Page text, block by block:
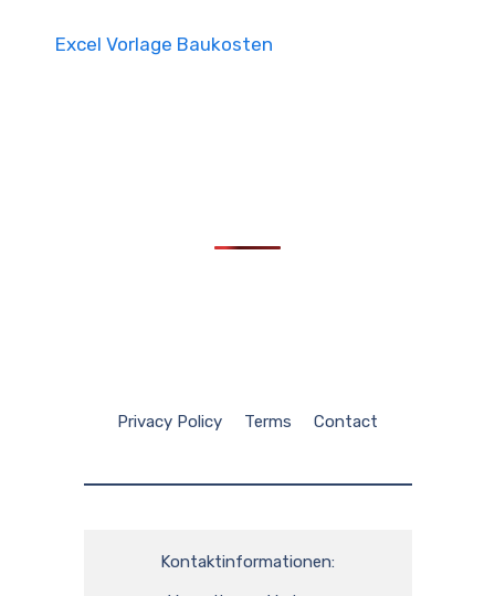
Excel Vorlage Baukosten
Privacy Policy Terms Contact
Kontaktinformationen: